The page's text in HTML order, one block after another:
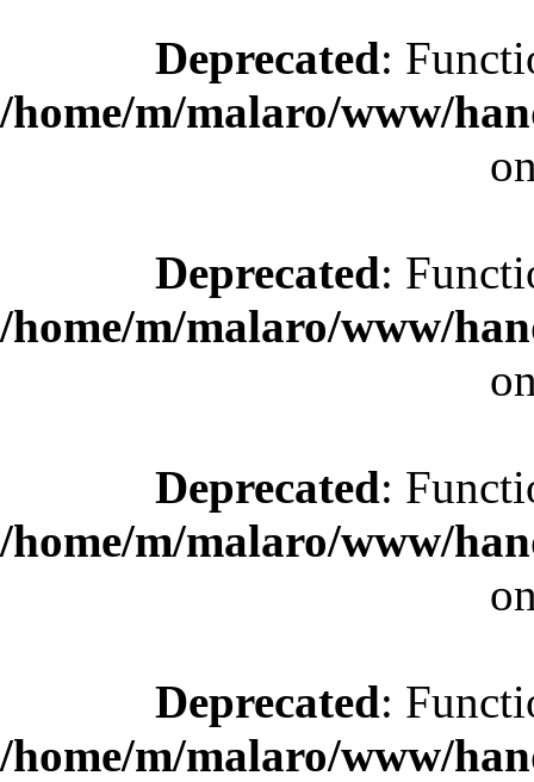
Deprecated:
/home/m/malaro/www/
Deprecated:
/home/m/malaro/www/
Deprecated:
/home/m/malaro/www/
Deprecated:
/home/m/malaro/www/